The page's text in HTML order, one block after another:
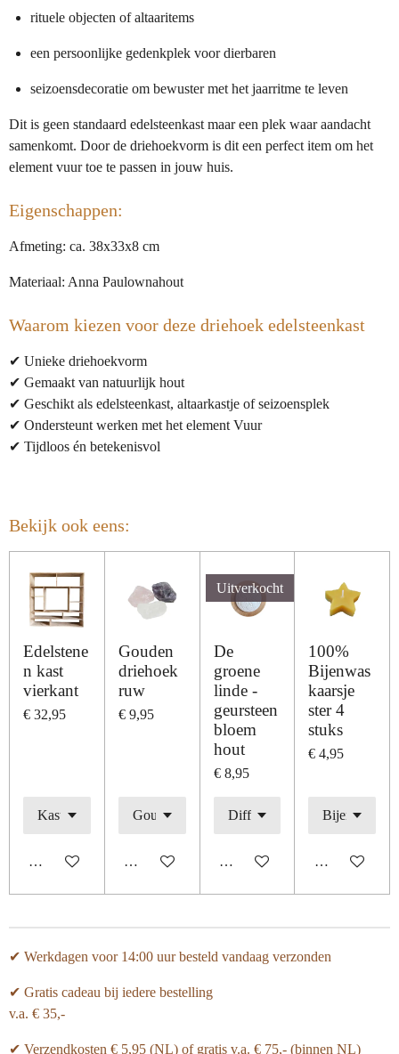
rituele objecten of altaaritems
een persoonlijke gedenkplek voor dierbaren
seizoensdecoratie om bewuster met het jaarritme te leven
Dit is geen standaard edelsteenkast maar een plek waar aandacht
samenkomt. Door de driehoekvorm is dit een perfect item om het
element vuur toe te passen in jouw huis.
Eigenschappen:
Afmeting: ca. 38x33x8 cm
Materiaal: Anna Paulownahout
Waarom kiezen voor deze driehoek edelsteenkast
✔ Unieke driehoekvorm
✔ Gemaakt van natuurlijk hout
✔ Geschikt als edelsteenkast, altaarkastje of seizoensplek
✔ Ondersteunt werken met het element Vuur
✔ Tijdloos én betekenisvol
Bekijk ook eens:
Edelstene
n kast
vierkant
€ 32,95
In winkelwagen
Gouden
driehoek
ruw
€ 9,95
In winkelwagen
Uitverkocht
De
groene
linde -
geursteen
bloem
hout
€ 8,95
Houd mij op de hoogte
100%
Bijenwas
kaarsje
ster 4
stuks
€ 4,95
In
✔ Werkdagen voor 14:00 uur besteld vandaag verzonden
✔ Gratis cadeau bij iedere bestelling
v.a. € 35,-
✔ Verzendkosten € 5,95 (NL) of gratis v.a. € 75,- (binnen NL)